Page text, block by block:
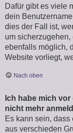
Dafür gibt es viele
dein
dies der Fall ist,
um
ebenfalls möglich,
Website vorliegt,
Nach oben
Ich habe mich
nicht mehr
Es kann sein,
aus verschieden